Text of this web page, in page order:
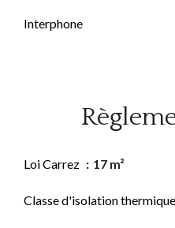
Interphone
Loi Carrez 17 m²
Classe d'isolation thermique